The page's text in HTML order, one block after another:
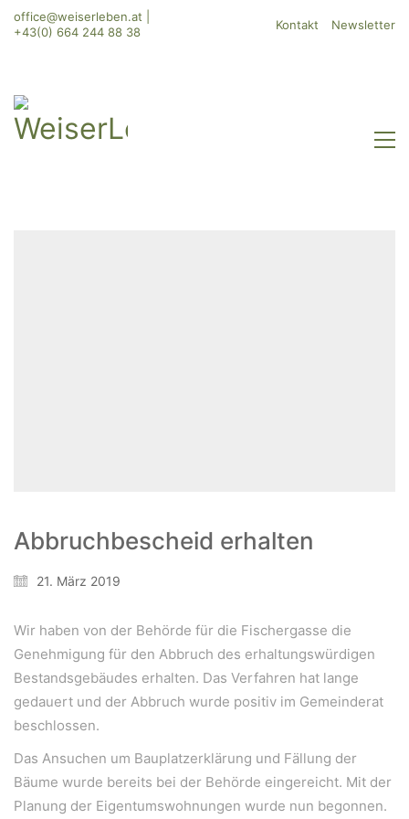
office@weiserleben.at
+43(0) 664 244 88 38
Kontakt Newsletter
Abbruchbescheid erhalten
21. März 2019
Wir haben von der Behörde für die Fischergasse die
Genehmigung für den Abbruch des erhaltungswürdigen
Bestandsgebäudes erhalten. Das Verfahren hat lange
gedauert und der Abbruch wurde positiv im Gemeinderat
beschlossen.
Das Ansuchen um Bauplatzerklärung und Fällung der
Bäume wurde bereits bei der Behörde eingereicht. Mit der
Planung der Eigentumswohnungen wurde nun begonnen.
Innenwelt verbinden. Das Persönliche steht stets im
Vordergrund.
Kontakt
Impressum
Datenschutzerklärung – WeiserLeben